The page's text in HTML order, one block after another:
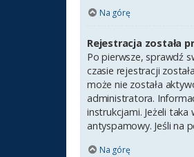
Na górę
Rejestracja została
Po pierwsze, sprawdź
czasie rejestracji
może nie została
administratora.
instrukcjami. Jeżeli
antyspamowy. Jeśli na
Na górę